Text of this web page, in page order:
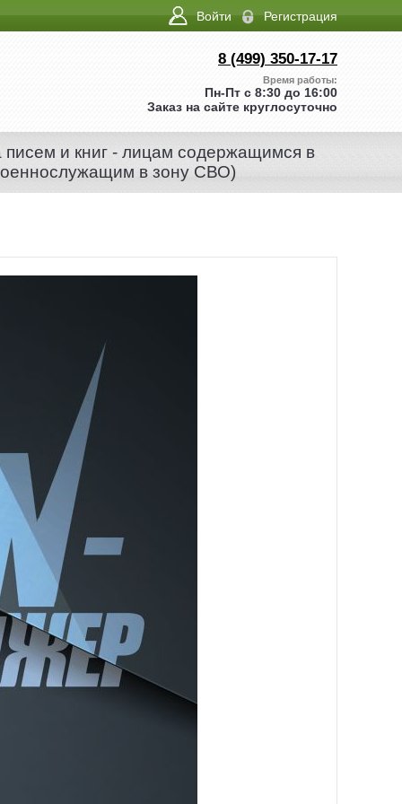
Регистрация
Войти
8 (499) 350-17-17
Время работы:
Пн-Пт с 8:30 до 16:00
Заказ на сайте круглосуточно
писем и книг - лицам содержащимся в
в зону СВО)